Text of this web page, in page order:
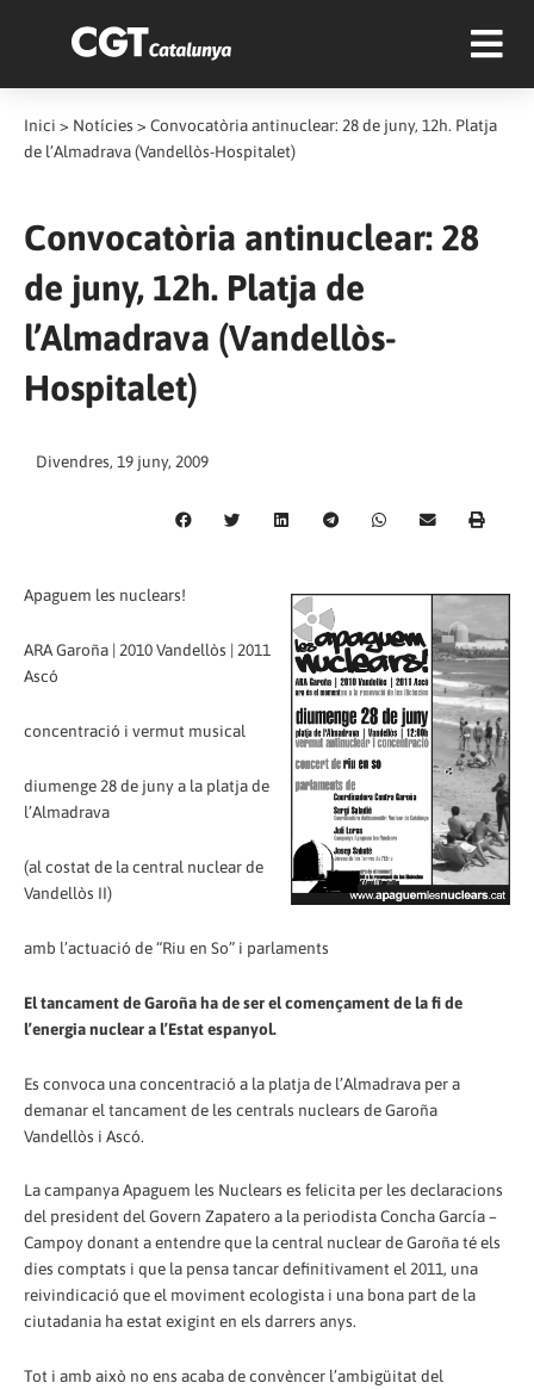
Inici > Notícies > Convocatòria antinuclear: 28 de juny, 12h. Platja
de l’Almadrava (Vandellòs-Hospitalet)
Convocatòria antinuclear: 28
de juny, 12h. Platja de
l’Almadrava (Vandellòs-
Hospitalet)
Divendres, 19 juny, 2009
Apaguem les nuclears!
ARA Garoña | 2010 Vandellòs | 2011
Ascó
concentració i vermut musical
diumenge 28 de juny a la platja de
l’Almadrava
(al costat de la central nuclear de
Vandellòs II)
amb l’actuació de “Riu en So” i parlaments
El tancament de Garoña ha de ser el començament de la fi de
l’energia nuclear a l’Estat espanyol.
Es convoca una concentració a la platja de l’Almadrava per a
demanar el tancament de les centrals nuclears de Garoña
Vandellòs i Ascó.
La campanya Apaguem les Nuclears es felicita per les declaracions
del president del Govern Zapatero a la periodista Concha García –
Campoy donant a entendre que la central nuclear de Garoña té els
dies comptats i que la pensa tancar definitivament el 2011, una
reivindicació que el moviment ecologista i una bona part de la
ciutadania ha estat exigint en els darrers anys.
Tot i amb això no ens acaba de convèncer l’ambigüitat del